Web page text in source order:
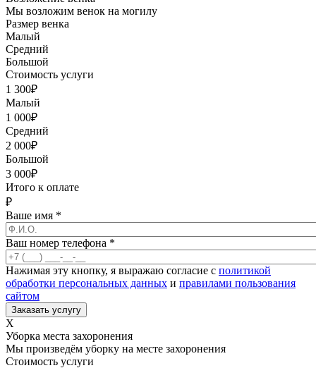
Мы возложим венок на могилу
Размер венка
Малый
Средний
Большой
Стоимость услуги
1 300₽
Малый
1 000₽
Средний
2 000₽
Большой
3 000₽
Итого к оплате
₽
Ваше имя *
Ваш номер телефона *
Нажимая эту кнопку, я выражаю согласие с политикой
обработки персональных данных и правилами пользования
сайтом
X
Уборка места захоронения
Мы произведём уборку на месте захоронения
Стоимость услуги